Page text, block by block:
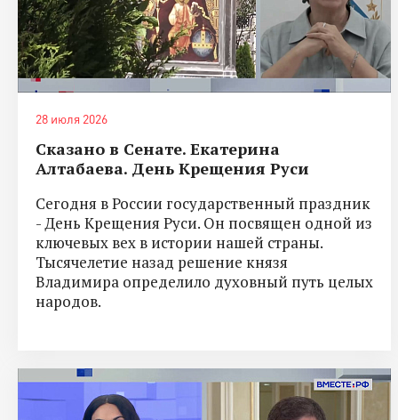
28 июля 2026
Сказано в Сенате. Екатерина
Алтабаева. День Крещения Руси
Сегодня в России государственный праздник
- День Крещения Руси. Он посвящен одной из
ключевых вех в истории нашей страны.
Тысячелетие назад решение князя
Владимира определило духовный путь целых
народов.